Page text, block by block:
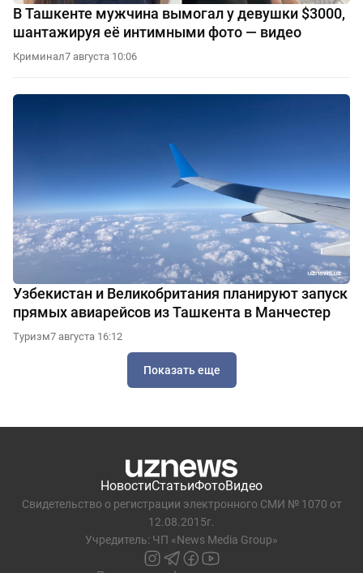
В Ташкенте мужчина вымогал у девушки $3000,
шантажируя её интимными фото — видео
Криминал7 августа 10:06
Узбекистан и Великобритания планируют запуск
прямых авиарейсов из Ташкента в Манчестер
Туризм7 августа 16:12
Показать еще
НовостиСтатьиФотоВидео
Свидетельство о регистрации электронного СМИ № 1070 от
12.08.2015г.
Учредитель: ЧП «News Media Group»